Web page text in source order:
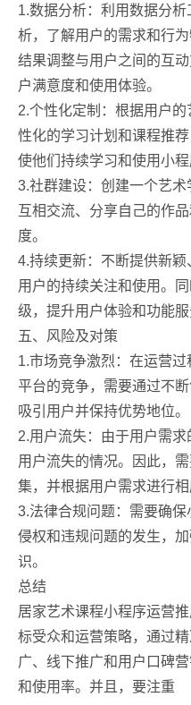
1.数据分析：利用数据分
析，了解用户的需求和行
结果调整与用户之间的互
户满意度和使用体验。
2.个性化定制：根据用户
性化的学习计划和课程推
使他们持续学习和使用小程
3.社群建设：创建一个艺
互相交流、分享自己的作
度。
4.持续更新：不断提供新颖
用户的持续关注和使用。
级，提升用户体验和功能服
五、风险及对策
1.市场竞争激烈：在运营
平台的竞争，需要通过不
吸引用户并保持优势地位。
2.用户流失：由于用户需
用户流失的情况。因此，
集，并根据用户需求进行相
3.法律合规问题：需要确
侵权和违规问题的发生，
识。
总结
居家艺术课程小程序运营
标受众和运营策略，通过
广、线下推广和用户口碑
和使用率。并且，要注重